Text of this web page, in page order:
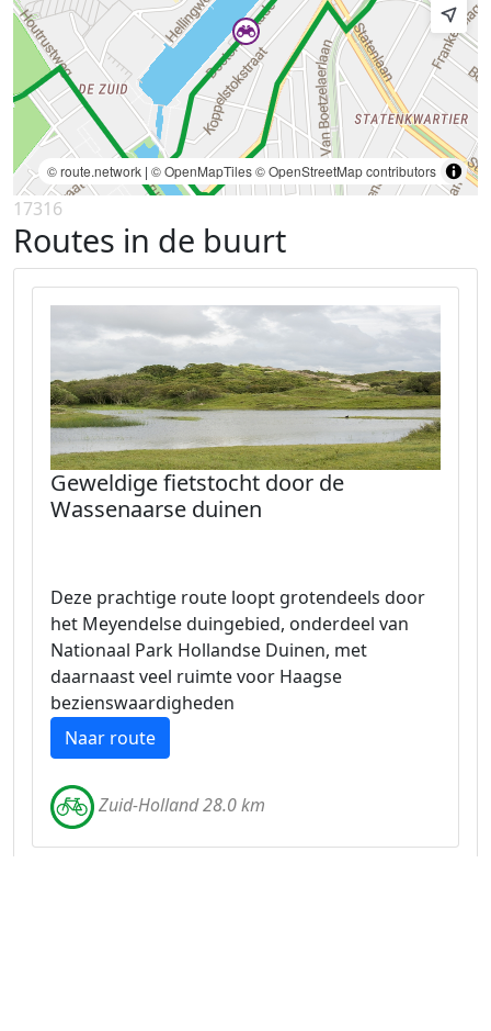
© route.network | © OpenMapTiles© OpenStreetMap contributors
17316
Routes in de buurt
Geweldige fietstocht door de
Wassenaarse duinen
Deze prachtige route loopt grotendeels door
het Meyendelse duingebied, onderdeel van
Nationaal Park Hollandse Duinen, met
daarnaast veel ruimte voor Haagse
bezienswaardigheden
Naar route
Zuid-Holland 28.0 km